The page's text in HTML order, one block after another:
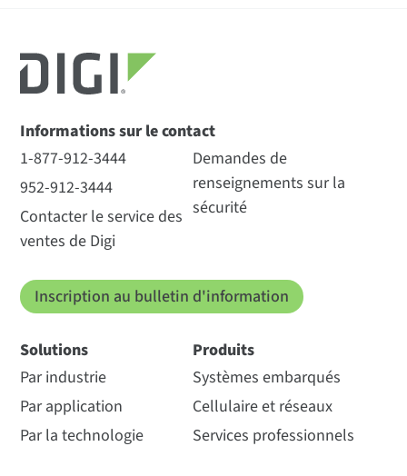
Informations sur le contact
1-877-912-3444
952-912-3444
Contacter le service des
ventes de Digi
Demandes de
renseignements sur la
sécurité
Inscription au bulletin d'information
Solutions
Par industrie
Par application
Par la technologie
Produits
Systèmes embarqués
Cellulaire et réseaux
Services professionnels